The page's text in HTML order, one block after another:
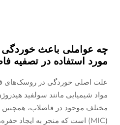
چه عواملی باعث
مورد استفاده در تصفیه
علت اصلی خوردگی در روسک‌های
مواد شیمیایی مانند سولفید
مختلف موجود در فاضلاب، همچنین
(MIC) است که منجر به ایجاد حفره‌ها و ترک‌های تنشی می‌شود.